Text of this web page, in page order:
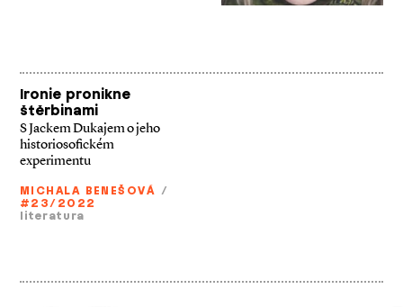
Ironie pronikne
štěrbinami
S Jackem Dukajem o jeho
historiosofickém
experimentu
MICHALA BENEŠOVÁ /
#23/2022
literatura